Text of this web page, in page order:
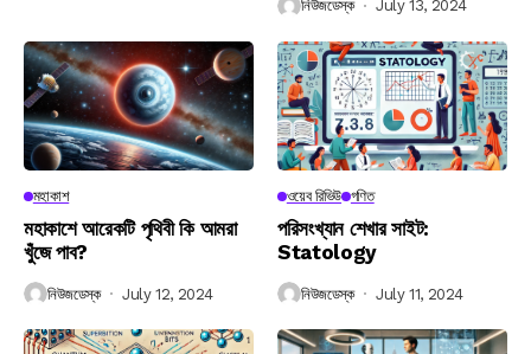
নিউজডেস্ক July 13, 2024
মহাকাশ
মহাকাশে আরেকটি পৃথিবী কি আমরা
খুঁজে পাব?
নিউজডেস্ক July 12, 2024
ওয়েব রিভিউ গণিত
পরিসংখ্যান শেখার সাইট:
Statology
নিউজডেস্ক July 11, 2024